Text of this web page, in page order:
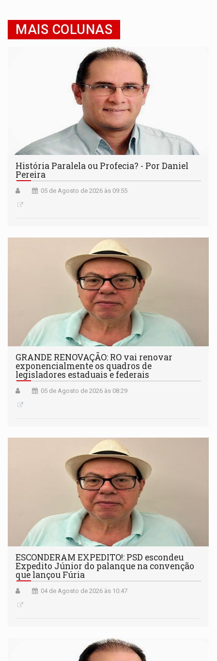
MAIS COLUNAS
História Paralela ou Profecia? - Por Daniel
Pereira
05 de Agosto de 2026 às 09:55
GRANDE RENOVAÇÃO: RO vai renovar
exponencialmente os quadros de
legisladores estaduais e federais
05 de Agosto de 2026 às 08:29
ESCONDERAM EXPEDITO!: PSD escondeu
Expedito Júnior do palanque na convenção
que lançou Fúria
04 de Agosto de 2026 às 10:47